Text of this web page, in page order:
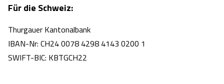
Für die Schweiz:
Thurgauer Kantonalbank
IBAN-Nr: CH24 0078 4298 4143 0200 1
SWIFT-BIC: KBTGCH22